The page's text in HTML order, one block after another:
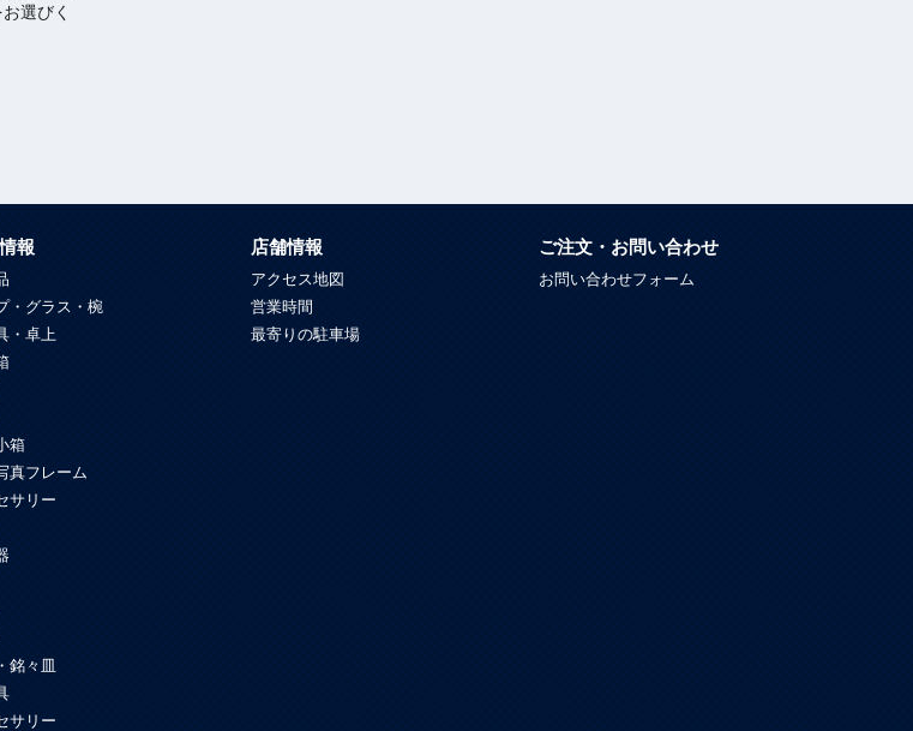
選びく
報
・グラス・椀
・卓上
箱
真フレーム
サリー
銘々皿
サリー
店舗情報
アクセス地図
営業時間
最寄りの駐車場
ご注文・お問い合わせ
お問い合わせフォーム